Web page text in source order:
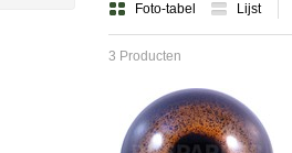
Foto-tabel Lijst
3 Producten